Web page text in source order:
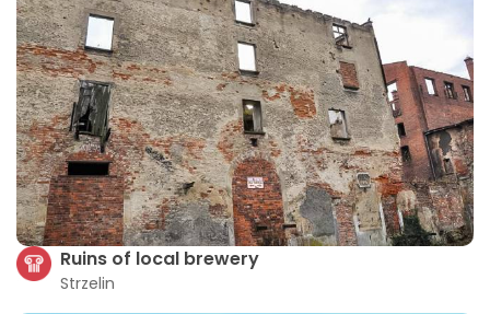
Ruins of local brewery
Strzelin